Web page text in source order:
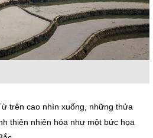
trên cao nhìn xuống, những thửa
thiên nhiên hóa như một bức họa